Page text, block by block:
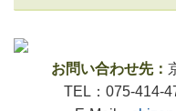
お問い合わせ先：
TEL：075-414-